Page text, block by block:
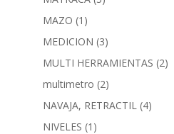
MAZO (1)
MEDICION (3)
MULTI HERRAMIENTAS (2)
multimetro (2)
NAVAJA, RETRACTIL (4)
NIVELES (1)